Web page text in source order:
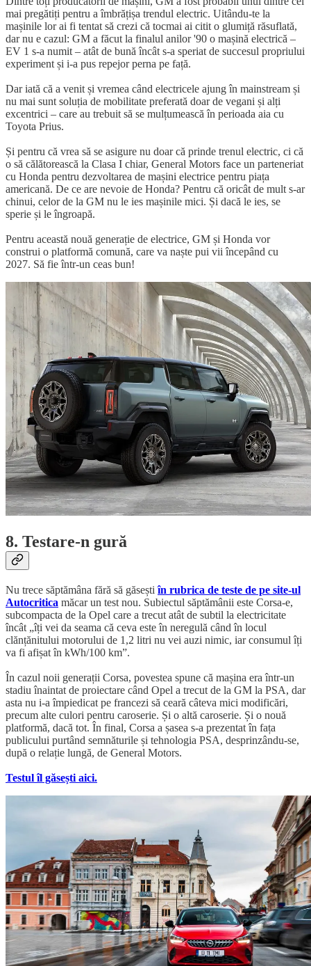
mai pregătiți pentru a îmbrățișa trendul electric. Uitându-te la
mașinile lor ai fi tentat să crezi că tocmai ai citit o glumiță răsuflată,
dar nu e cazul: GM a făcut la finalul anilor '90 o mașină electrică –
EV 1 s-a numit – atât de bună încât s-a speriat de succesul propriului
experiment și i-a pus repejor perna pe față.
Dar iată că a venit și vremea când electricele ajung în mainstream și
nu mai sunt soluția de mobilitate preferată doar de vegani și alți
excentrici – care au trebuit să se mulțumească în perioada aia cu
Toyota Prius.
Și pentru că vrea să se asigure nu doar că prinde trenul electric, ci că
o să călătorească la Clasa I chiar, General Motors face un parteneriat
cu Honda pentru dezvoltarea de mașini electrice pentru piața
americană. De ce are nevoie de Honda? Pentru că oricât de mult s-ar
chinui, celor de la GM nu le ies mașinile mici. Și dacă le ies, se
sperie și le îngroapă.
Pentru această nouă generație de electrice, GM și Honda vor
construi o platformă comună, care va naște pui vii începând cu
2027. Să fie într-un ceas bun!
8. Testare-n gură
Nu trece săptămâna fără să găseștiîn rubrica de teste de pe site-ul
Autocritica măcar un test nou. Subiectul săptămânii este Corsa-e,
subcompacta de la Opel care a trecut atât de subtil la electricitate
încât „îți vei da seama că ceva este în neregulă când în locul
clănțănitului motorului de 1,2 litri nu vei auzi nimic, iar consumul îți
va fi afișat în kWh/100 km”.
În cazul noii generații Corsa, povestea spune că mașina era într-un
stadiu înaintat de proiectare când Opel a trecut de la GM la PSA, dar
asta nu i-a împiedicat pe francezi să ceară câteva mici modificări,
precum alte culori pentru caroserie. Și o altă caroserie. Și o nouă
platformă, dacă tot. În final, Corsa a șasea s-a prezentat în fața
publicului purtând semnăturile și tehnologia PSA, desprinzându-se,
după o relație lungă, de General Motors.
Testul îl găsești aici.